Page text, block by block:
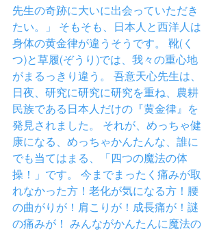
先生の奇跡に大いに出会っていただき
たい。」 そもそも、日本人と西洋人は
身体の黄金律が違うそうです。 靴(く
つ)と草履(ぞうり)では、我々の重心地
がまるっきり違う。 吾意天心先生は、
日夜、研究に研究に研究を重ね、農耕
民族である日本人だけの『黄金律』を
発見されました。 それが、めっちゃ健
康になる、めっちゃかんたんな、誰に
でも当てはまる、「四つの魔法の体
操！」です。 今までまったく痛みが取
れなかった方！老化が気になる方！腰
の曲がりが！肩こりが！成長痛が！謎
の痛みが！ みんながかんたんに魔法の